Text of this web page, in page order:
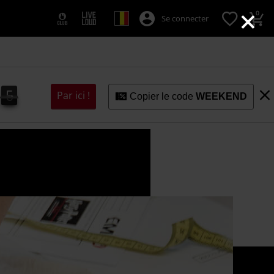
×
Se connecter 0
4
5
4 Par ici ! Copier le codeWEEKEND